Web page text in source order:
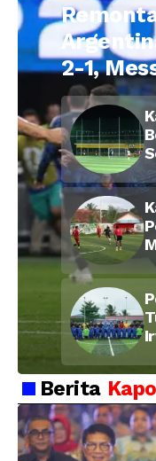
2-1,
Final
2026
Berita